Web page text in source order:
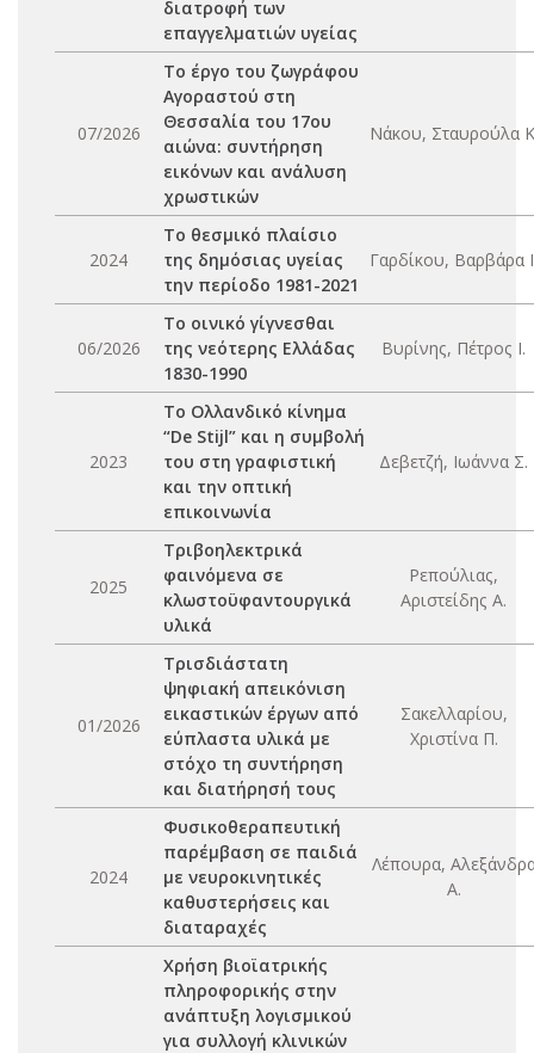
διατροφή των
επαγγελματιών υγείας
07/2026
Το έργο του ζωγράφου
Αγοραστού στη
Θεσσαλία του 17ου
αιώνα: συντήρηση
εικόνων και ανάλυση
χρωστικών
Νάκου, Σταυρούλα
2024
Το θεσμικό πλαίσιο
της δημόσιας υγείας
την περίοδο 1981-2021
Γαρδίκου, Βαρβάρα
06/2026
Το οινικό γίγνεσθαι
της νεότερης Ελλάδας
1830-1990
Βυρίνης, Πέτρος Ι.
2023
Το Ολλανδικό κίνημα
“De Stijl” και η συμβολή
του στη γραφιστική
και την οπτική
επικοινωνία
Δεβετζή, Ιωάννα Σ.
2025
Τριβοηλεκτρικά
φαινόμενα σε
κλωστοϋφαντουργικά
υλικά
Ρεπούλιας,
Αριστείδης Α.
01/2026
Τρισδιάστατη
ψηφιακή απεικόνιση
εικαστικών έργων από
εύπλαστα υλικά με
στόχο τη συντήρηση
και διατήρησή τους
Σακελλαρίου,
Χριστίνα Π.
2024
Φυσικοθεραπευτική
παρέμβαση σε παιδιά
με νευροκινητικές
καθυστερήσεις και
διαταραχές
Λέπουρα,
Α.
Χρήση βιοϊατρικής
πληροφορικής στην
ανάπτυξη λογισμικού
για συλλογή κλινικών